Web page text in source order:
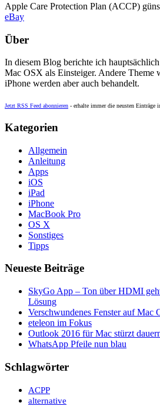
Apple Care Protection Plan (ACCP)
eBay
Über
In diesem Blog berichte ich
Mac OSX als Einsteiger. Andere Theme
iPhone werden aber auch behandelt.
Jetzt RSS Feed abonnieren - erhalte immer die neusten Einträge
Kategorien
Allgemein
Anleitung
Apps
iOS
iPad
iPhone
MacBook Pro
OS X
Sonstiges
Tipps
Neueste Beiträge
SkyGo App – Ton über HDMI
Lösung
Verschwundenes Fenster auf Mac
eteleon im Fokus
Outlook 2016 für Mac stürzt
WhatsApp Pfeile nun blau
Schlagwörter
ACPP
alternative